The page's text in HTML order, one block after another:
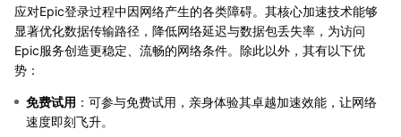
应对Epic登录过程中因网络产生的各类障碍。其核心加速技术能够
显著优化数据传输路径，降低网络延迟与数据包丢失率，为访问
Epic服务创造更稳定、流畅的网络条件。除此以外，其有以下优
势：
免费试用 ：可参与免费试用，亲身体验其卓越加速效能，让网络
速度即刻飞升。